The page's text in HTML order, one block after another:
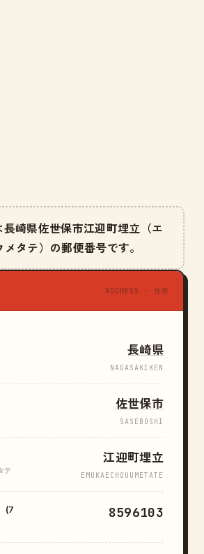
崎県佐世保市江迎町埋立（エ
タテ）の郵便番号です。
ADDRESS · 住所
長崎県
NAGASAKIKEN
佐世保市
SASEBOSHI
テ
江迎町埋立
EMUKAECHOUUMETATE
(7
8596103